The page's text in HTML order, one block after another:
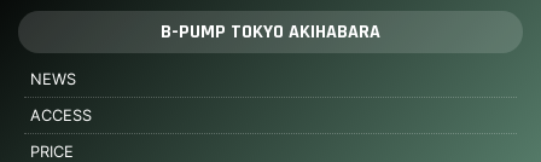
B-PUMP TOKYO AKIHABARA
NEWS
ACCESS
PRICE